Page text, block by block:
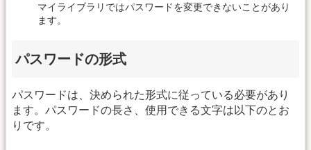
マイライブラリではパスワードを変更できないことがあり
ます。
パスワードの形式
パスワードは、決められた形式に従っている必要があり
ます。パスワードの長さ、使用できる文字は以下のとお
りです。